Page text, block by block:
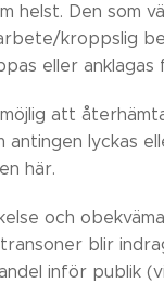
helst. Den som
kroppslig
eller anklagas
att
lyckas
här.
och
blir
inför publik